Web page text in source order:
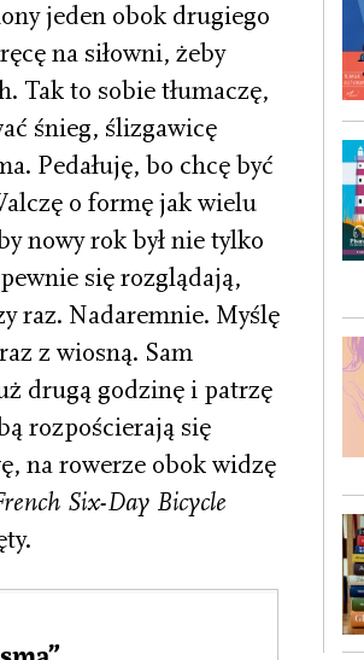
jeden obok drugiego
na siłowni, żeby
Tak to sobie tłumaczę,
śnieg, ślizgawicę
Pedałuję, bo chcę być
o formę jak wielu
nowy rok był nie tylko
się rozglądają,
raz. Nadaremnie. Myślę
z wiosną. Sam
drugą godzinę i patrzę
rozpościerają się
na rowerze obok widzę
Six-Day Bicycle